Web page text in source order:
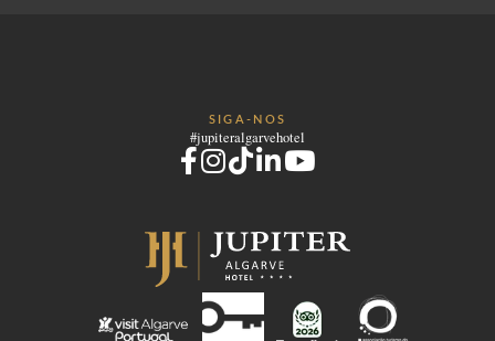
SIGA-NOS
#jupiteralgarvehotel